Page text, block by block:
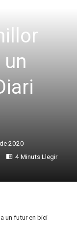
2020
4 Minuts Llegir
un futur en bici